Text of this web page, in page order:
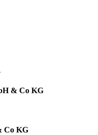
& Co KG
Co KG